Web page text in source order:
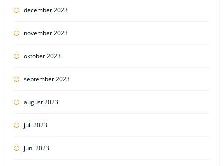
december 2023
november 2023
oktober 2023
september 2023
august 2023
juli 2023
juni 2023